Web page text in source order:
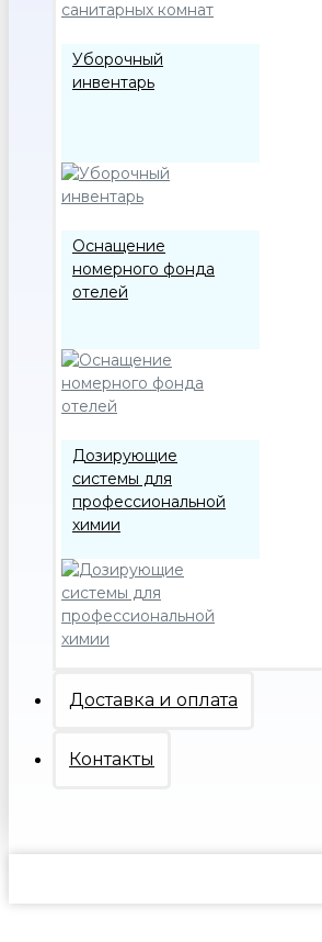
Уборочный
инвентарь
Оснащение
номерного фонда
отелей
Дозирующие
системы для
профессиональной
химии
Доставка и оплата
Контакты